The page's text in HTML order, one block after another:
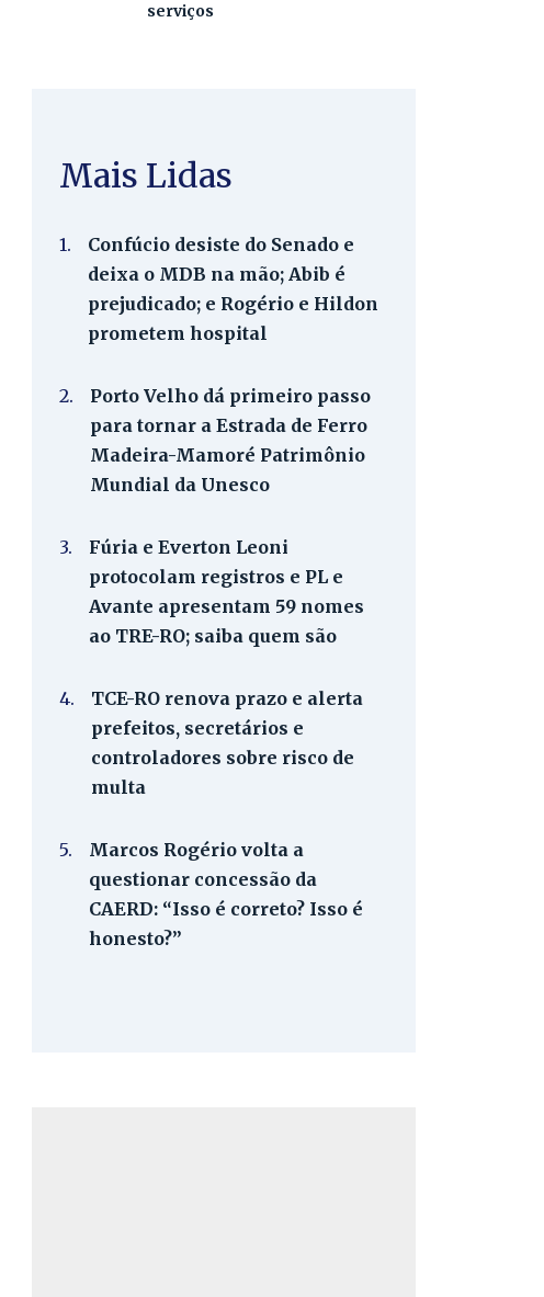
serviços
Mais Lidas
1.
Confúcio desiste do Senado e
deixa o MDB na mão; Abib é
prejudicado; e Rogério e Hildon
prometem hospital
2.
Porto Velho dá primeiro passo
para tornar a Estrada de Ferro
Madeira-Mamoré Patrimônio
Mundial da Unesco
3.
Fúria e Everton Leoni
protocolam registros e PL e
Avante apresentam 59 nomes
ao TRE-RO; saiba quem são
4.
TCE-RO renova prazo e alerta
prefeitos, secretários e
controladores sobre risco de
multa
5.
Marcos Rogério volta a
questionar concessão da
CAERD: “Isso é correto? Isso é
honesto?”